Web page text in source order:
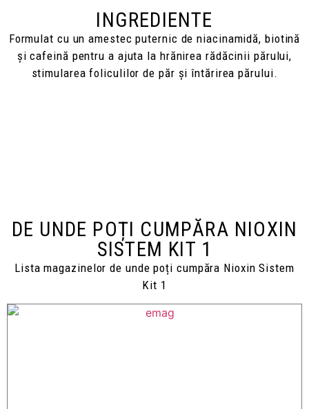
INGREDIENTE
Formulat cu un amestec puternic de niacinamidă, biotină
și cafeină pentru a ajuta la hrănirea rădăcinii părului,
stimularea foliculilor de păr și întărirea părului.
DE UNDE POȚI CUMPĂRA NIOXIN
SISTEM KIT 1
Lista magazinelor de unde poți cumpăra Nioxin Sistem
Kit 1